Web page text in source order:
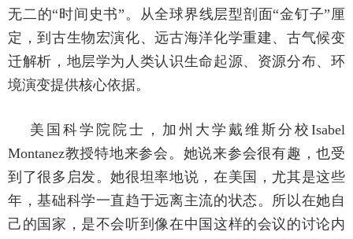
无二的“时间史书”。从全球界线层型剖面“金钉子”厘
定，到古生物宏演化、远古海洋化学重建、古气候变
迁解析，地层学为人类认识生命起源、资源分布、环
境演变提供核心依据。
美国科学院院士，加州大学戴维斯分校Isabel
Montanez教授特地来参会。她说来参会很有趣，也受
到了很多启发。她很坦率地说，在美国，尤其是这些
年，基础科学一直趋于远离主流的状态。所以在她自
己的国家，是不会听到像在中国这样的会议的讨论内